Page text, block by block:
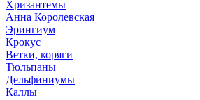
Хризантемы
Анна Королевская
Эрингиум
Крокус
Ветки, коряги
Тюльпаны
Дельфиниумы
Каллы